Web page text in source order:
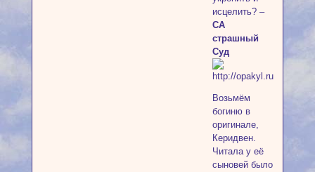
исцелить? –
СА
страшный
Суд
Возьмём
богиню в
оригинале,
Керидвен.
Читала у её
сыновей было